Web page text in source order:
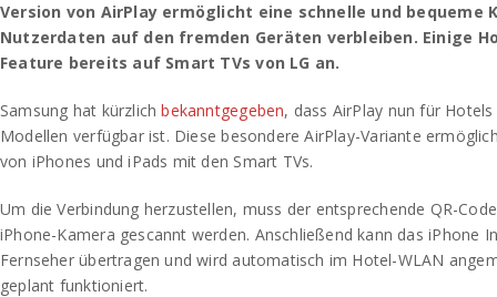
Version von AirPlay ermöglicht eine schnelle und bequeme
Nutzerdaten auf den fremden Geräten verbleiben. Einige
Feature bereits auf Smart TVs von LG an.
Samsung hat kürzlichbekanntgegeben, dass AirPlay nun für
Modellen verfügbar ist. Diese besondere AirPlay-Variante
von iPhones und iPads mit den Smart TVs.
Um die Verbindung herzustellen, muss der entsprechende QR-
iPhone-Kamera gescannt werden. Anschließend kann das iPhone
Fernseher übertragen und wird automatisch im Hotel-WLAN
geplant funktioniert.